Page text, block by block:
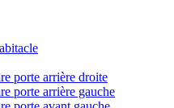
porte arrière droite
porte arrière gauche